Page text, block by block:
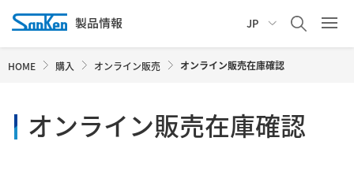
JP
HOME 購入 オンライン販売 オンライン販売在庫確認
オンライン販売在庫確認